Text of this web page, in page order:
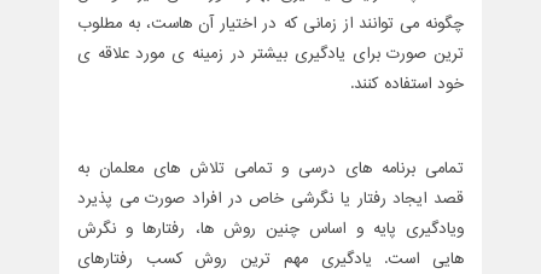
چگونه می توانند از زمانی که در اختیار آن هاست، به مطلوب
ترین صورت برای یادگیری بیشتر در زمینه ی مورد علاقه ی
خود استفاده کنند.
تمامی برنامه های درسی و تمامی تلاش های معلمان به
قصد ایجاد رفتار یا نگرشی خاص در افراد صورت می پذیرد
ویادگیری پایه و اساس چنین روش ها، رفتارها و نگرش
هایی است. یادگیری مهم ترین روش کسب رفتارهای